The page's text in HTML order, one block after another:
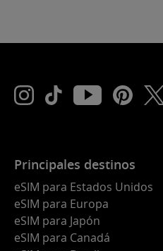
Principales destinos
eSIM para Estados Unidos
eSIM para Europa
eSIM para Japón
eSIM para Canadá